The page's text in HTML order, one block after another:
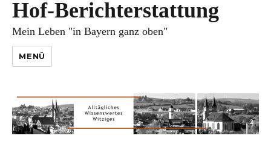
Hof-Berichterstattung
Mein Leben "in Bayern ganz oben"
MENÜ